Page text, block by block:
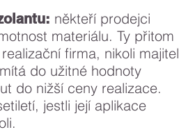
někteří prodejci
materiálu. Ty přitom
firma, nikoli majitel
do užitné hodnoty
do nižší ceny realizace.
jestli její aplikace